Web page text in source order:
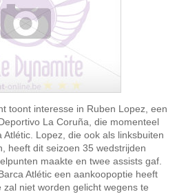
toont interesse in Ruben Lopez, een
La Coruña, die momenteel
Lopez, die ook als linksbuiten
heeft dit seizoen 35 wedstrijden
maakte en twee assists gaf.
Atlétic een aankoopoptie heeft
niet worden gelicht wegens te